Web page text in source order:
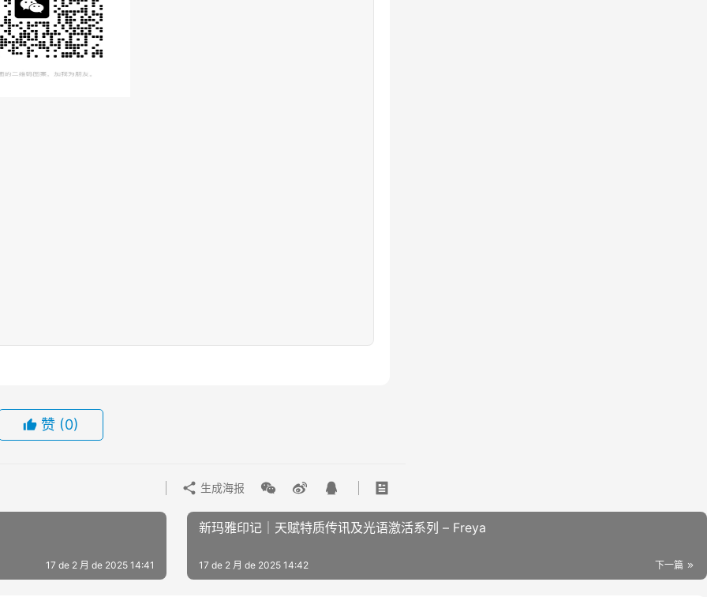
赞 (0)
生成海报
17 de 2 月 de 2025 14:41
新玛雅印记｜天赋特质传讯及光语激活系列 – Freya
下一篇
17 de 2 月 de 2025 14:42